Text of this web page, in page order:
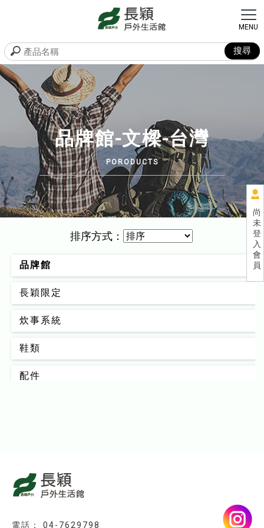
尚
未
登
入
會
員
品牌館-文樑-台灣
排序方式：
品牌館
長穎限定
炊事系統
鞋類
配件
睡眠系統
04-7629798